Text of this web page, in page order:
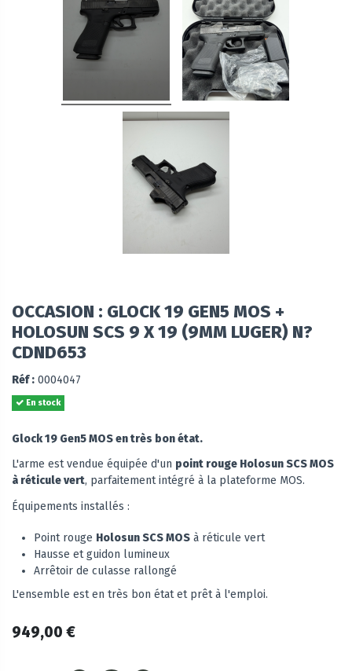
OCCASION : GLOCK 19 GEN5 MOS +
HOLOSUN SCS 9 X 19 (9MM LUGER) N?
CDND653
Réf : 0004047
En stock
Glock 19 Gen5 MOS en très bon état.
L'arme est vendue équipée d'un point rouge Holosun SCS MOS
à réticule vert, parfaitement intégré à la plateforme MOS.
Équipements installés :
Point rouge Holosun SCS MOS à réticule vert
Hausse et guidon lumineux
Arrêtoir de culasse rallongé
L'ensemble est en très bon état et prêt à l'emploi.
949,00 €